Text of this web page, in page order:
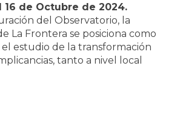
16 de Octubre de 2024.
del Observatorio, la
La Frontera se posiciona como
estudio de la transformación
tanto a nivel local